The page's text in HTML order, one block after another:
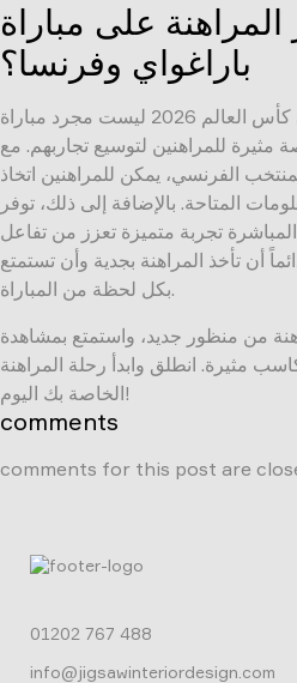
المراهنة على مباراة
باراغواي وفرنسا؟
مباراة باراغواي وفرنسا في كأس العالم 2026 ليست مجرد مباراة
للمراهنين لتوسيع تجاربهم. مع
الفرنسي، يمكن للمراهنين اتخاذ
المتاحة. بالإضافة إلى ذلك، توفر
المباشرة تجربة متميزة تعزز من تفاعل
أن تأخذ المراهنة بجدية وأن تستمتع
بكل لحظة من المباراة.
من منظور جديد، واستمتع بمشاهدة
مثيرة. انطلق وابدأ رحلة المراهنة
الخاصة بك اليوم!
comments
comments for this post are
01202 767 488
info@jigsawinteriordesign.com